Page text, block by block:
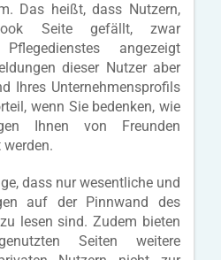
Das heißt, dass Nutzern,
Seite gefällt, zwar
angezeigt
dieser Nutzer aber
Ihres Unternehmensprofils
wenn Sie bedenken, wie
Ihnen von Freunden
dass nur wesentliche und
auf der Pinnwand des
lesen sind. Zudem bieten
Seiten weitere